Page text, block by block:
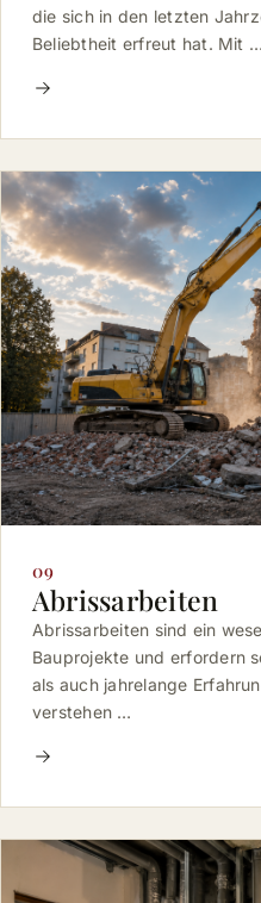
die sich in den letzten
Beliebtheit erfreut hat. Mit …
09
Abrissarbeiten
Abrissarbeiten sind ein
Bauprojekte und erfordern
als auch jahrelange
verstehen …